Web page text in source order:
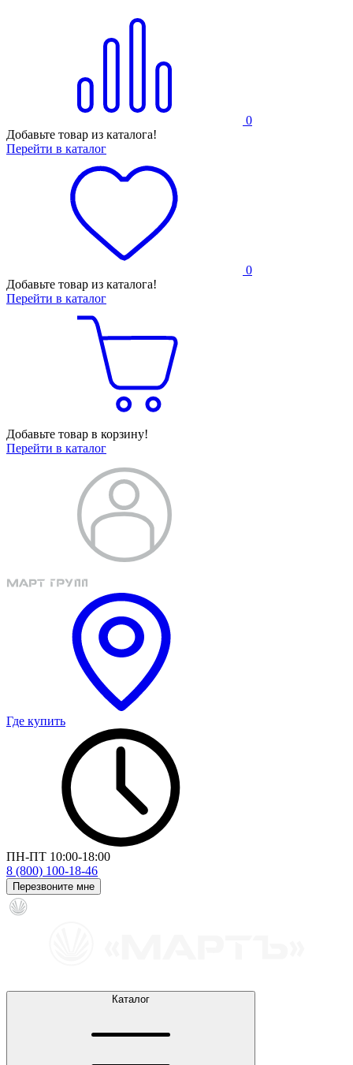
0
Добавьте товар из каталога!
Перейти в каталог
0
Добавьте товар из каталога!
Перейти в каталог
Добавьте товар в корзину!
Перейти в каталог
Где купить
ПН-ПТ 10:00-18:00
8 (800) 100-18-46
Перезвоните мне
Каталог